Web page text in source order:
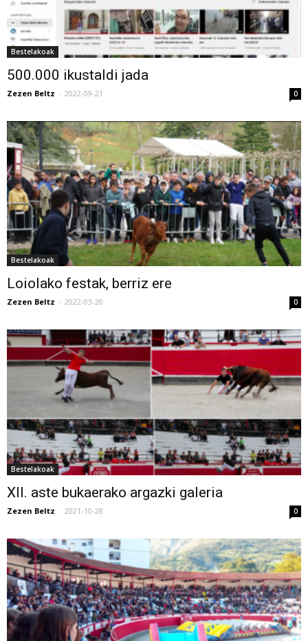
Bestelakoak
500.000 ikustaldi jada
Zezen Beltz - 2022-09-21 0
Bestelakoak
Loiolako festak, berriz ere
Zezen Beltz - 2022-03-20 0
Bestelakoak
XII. aste bukaerako argazki galeria
Zezen Beltz - 2021-10-28 0